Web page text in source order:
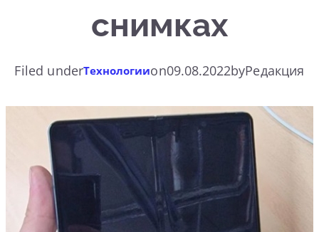
снимках
Filed underТехнологииon09.08.2022byРедакция